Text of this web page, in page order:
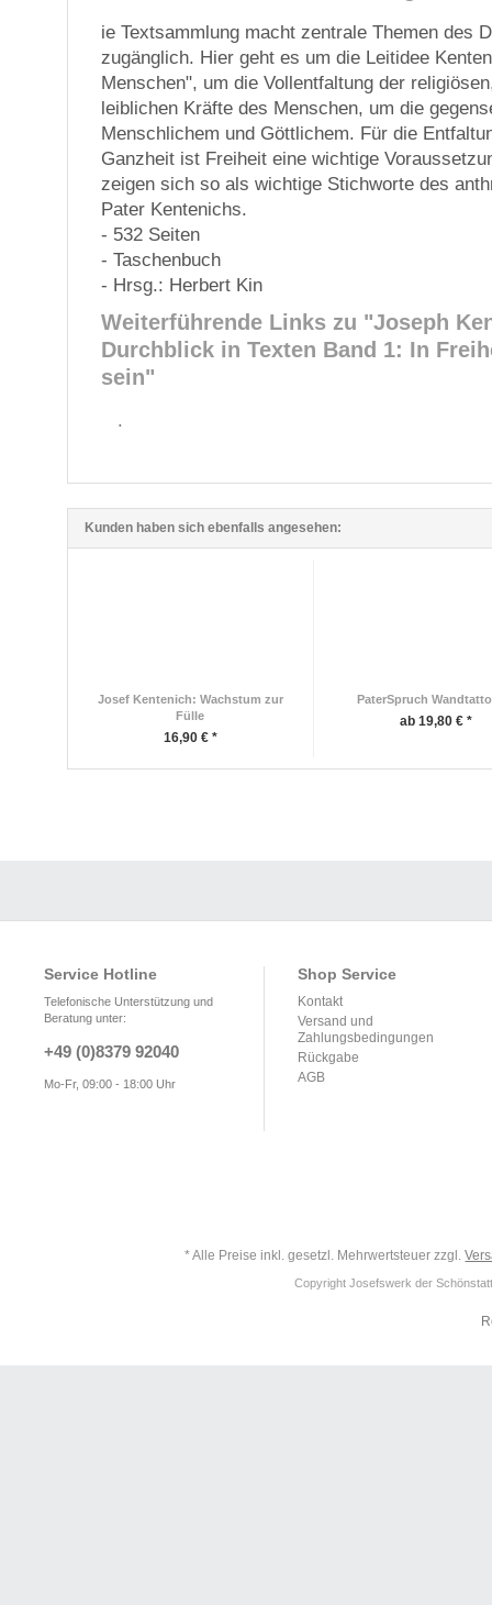
ie Textsammlung macht zentrale Themen des
zugänglich. Hier geht es um die Leitidee
Menschen", um die Vollentfaltung der
leiblichen Kräfte des Menschen, um die
Menschlichem und Göttlichem. Für die
Ganzheit ist Freiheit eine wichtige
zeigen sich so als wichtige Stichworte des
Pater Kentenichs.
- 532 Seiten
- Taschenbuch
- Hrsg.: Herbert Kin
Weiterführende Links zu "Joseph
Durchblick in Texten Band 1: In
sein"
.
Kunden haben sich ebenfalls angesehen:
Josef Kentenich: Wachstum zur
Fülle
16,90 € *
PaterSpruch
ab 19,80 € *
Service Hotline
Telefonische Unterstützung und
Beratung unter:
+49 (0)8379 92040
Mo-Fr, 09:00 - 18:00 Uhr
Shop Service
Kontakt
Versand und
Zahlungsbedingungen
Rückgabe
AGB
* Alle Preise inkl. gesetzl. Mehrwertsteuer zzgl.
Copyright Josefswerk der